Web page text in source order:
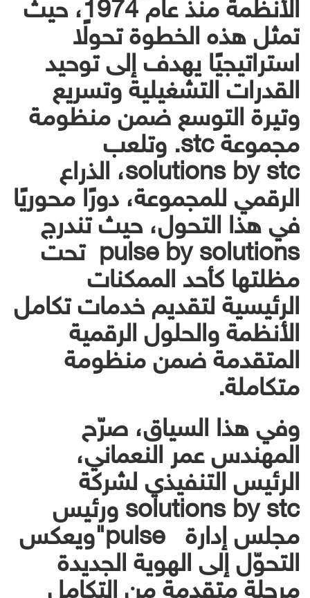
تمثل هذه الخطوة تحولًا
استراتيجيًا يهدف إلى توحيد
القدرات التشغيلية وتسريع
وتيرة التوسع ضمن منظومة
مجموعة stc. وتلعب
solutions by stc، الذراع
الرقمي للمجموعة، دورًا محوريًا
في هذا التحول، حيث تندرج
pulse by solutions تحت
مظلتها كأحد الممكنات
الرئيسية لتقديم خدمات تكامل
الأنظمة والحلول الرقمية
المتقدمة ضمن منظومة
متكاملة.
وفي هذا السياق، صرّح
المهندس عمر النعماني،
الرئيس التنفيذي لشركة
solutions by stc ورئيس
مجلس إدارة pulse"ويعكس
التحوّل إلى الهوية الجديدة
مرحلة متقدمة من التكامل